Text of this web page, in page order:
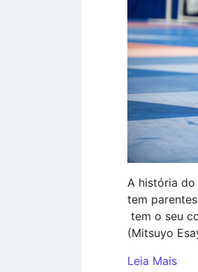
A história do
tem
tem o seu
(Mitsuyo
Leia Mais